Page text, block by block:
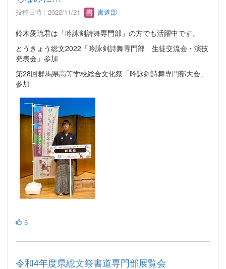
投稿日時 : 2022/11/21 書道部
鈴木愛琉君は「吟詠剣詩舞専門部」の方でも活躍中です。
とうきょう総文2022「吟詠剣詩舞専門部 生徒交流会・演技
発表会」参加
第28回群馬県高等学校総合文化祭「吟詠剣詩舞専門部大会」
参加
5
令和4年度県総文祭書道専門部展覧会